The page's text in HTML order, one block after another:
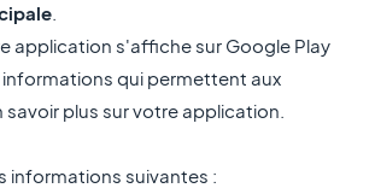
.
application s'affiche sur Google Play
qui permettent aux
plus sur votre application.
informations suivantes :